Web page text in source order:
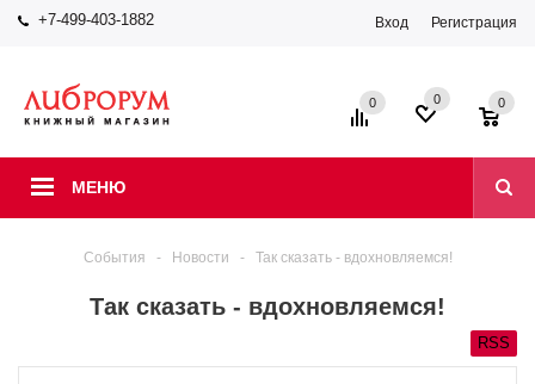
+7-499-403-1882 Вход Регистрация
МЕНЮ
0 0 0
События - Новости - Так сказать - вдохновляемся!
Так сказать - вдохновляемся!
RSS